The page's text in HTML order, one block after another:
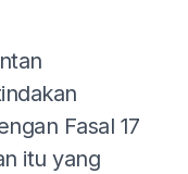
Fasal 17
itu yang